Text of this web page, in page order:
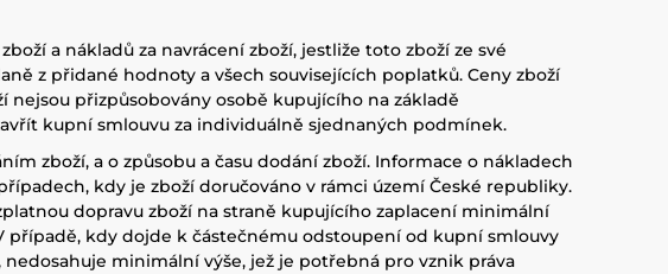
a nákladů za navrácení zboží, jestliže toto zboží ze své
z přidané hodnoty a všech souvisejících poplatků. Ceny zboží
nejsou přizpůsobovány osobě kupujícího na základě
kupní smlouvu za individuálně sjednaných podmínek.
zboží, a o způsobu a času dodání zboží. Informace o nákladech
kdy je zboží doručováno v rámci území České republiky.
dopravu zboží na straně kupujícího zaplacení minimální
případě, kdy dojde k částečnému odstoupení od kupní smlouvy
minimální výše, jež je potřebná pro vznik práva